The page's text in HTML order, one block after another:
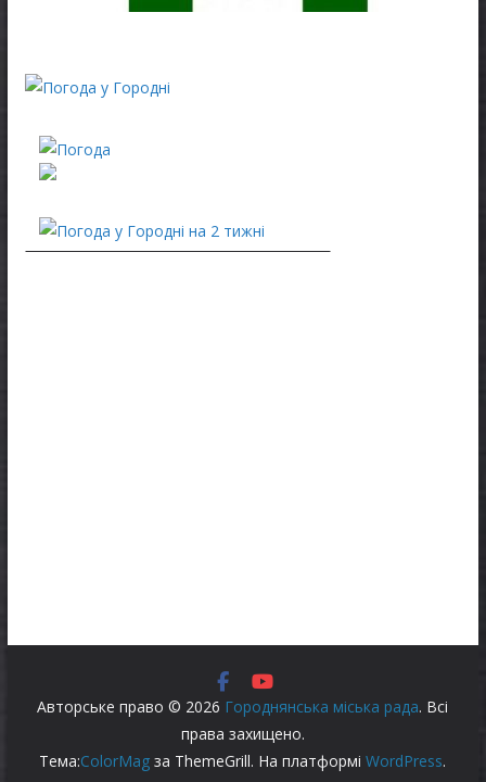
Авторське право © 2026 Городнянська міська рада. Всі
права захищено.
Тема:ColorMag за ThemeGrill. На платформіWordPress.